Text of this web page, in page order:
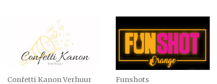
Confetti Kanon Verhuur Funshots